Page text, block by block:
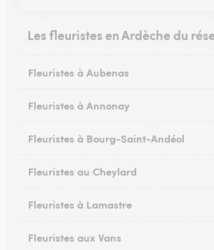
Les fleuristes en Ardèche du
Fleuristes à Aubenas
Fleuristes à Annonay
Fleuristes à Bourg-Saint-Andéol
Fleuristes au Cheylard
Fleuristes à Lamastre
Fleuristes aux Vans